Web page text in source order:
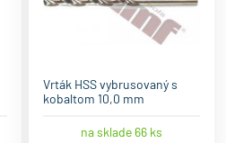
Vrták HSS vybrusovaný s
kobaltom 10,0 mm
na sklade 66 ks